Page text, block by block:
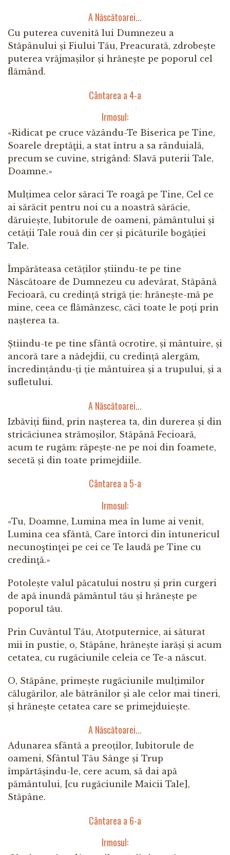
A Născătoarei...
Cu puterea cuvenită lui Dumnezeu a
Stăpânului și Fiului Tău, Preacurată, zdrobește
puterea vrăjmașilor și hrănește pe poporul cel
flămând.
Cântarea a 4-a
Irmosul:
«Ridicat pe cruce văzându-Te Biserica pe Tine,
Soarele dreptăţii, a stat întru a sa rânduială,
precum se cuvine, strigând: Slavă puterii Tale,
Doamne.»
Mulțimea celor săraci Te roagă pe Tine, Cel ce
ai sărăcit pentru noi cu a noastră sărăcie,
dăruiește, Iubitorule de oameni, pământului și
cetății Tale rouă din cer și picăturile bogăției
Tale.
Împărăteasa cetăților știindu-te pe tine
Născătoare de Dumnezeu cu adevărat, Stăpână
Fecioară, cu credință strigă ție: hrănește-mă pe
mine, ceea ce flămânzesc, căci toate le poți prin
nașterea ta.
Știindu-te pe tine sfântă ocrotire, și mântuire, și
ancoră tare a nădejdii, cu credință alergăm,
încredințându-ți ție mântuirea și a trupului, și a
sufletului.
A Născătoarei...
Izbăviți fiind, prin nașterea ta, din durerea și din
stricăciunea strămoșilor, Stăpână Fecioară,
acum te rugăm: răpește-ne pe noi din foamete,
secetă și din toate primejdiile.
Cântarea a 5-a
Irmosul:
«Tu, Doamne, Lumina mea în lume ai venit,
Lumina cea sfântă, Care întorci din întunericul
necunoştinţei pe cei ce Te laudă pe Tine cu
credinţă.»
Potolește valul păcatului nostru și prin curgeri
de apă inundă pământul tău și hrănește pe
poporul tău.
Prin Cuvântul Tău, Atotputernice, ai săturat
mii în pustie, o, Stăpâne, hrănește iarăși și acum
cetatea, cu rugăciunile celeia ce Te-a născut.
O, Stăpâne, primește rugăciunile mulțimilor
călugărilor, ale bătrânilor și ale celor mai tineri,
și hrănește cetatea care se primejduiește.
A Născătoarei...
Adunarea sfântă a preoților, Iubitorule de
oameni, Sfântul Tău Sânge și Trup
împărtășindu-le, cere acum, să dai apă
pământului, [cu rugăciunile Maicii Tale],
Stăpâne.
Cântarea a 6-a
Irmosul: